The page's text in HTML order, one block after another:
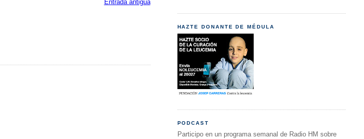
Entrada antigua
HAZTE DONANTE DE MÉDULA
PODCAST
Participo en un programa semanal de Radio HM sobre